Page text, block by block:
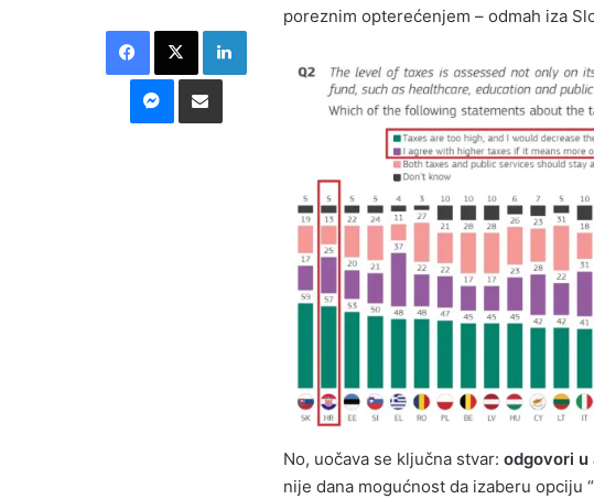
poreznim opterećenjem – odmah iza
No, uočava se ključna stvar: odgovori u
nije dana mogućnost da izaberu opciju
Facebook
X LinkedIn
Messenger
Podijeli putem E-maila